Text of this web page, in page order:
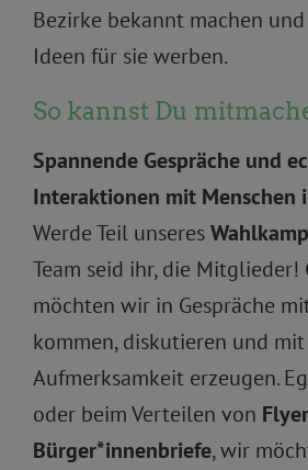
Bezirke bekannt machen
Ideen für sie werben.
So kannst Du
Spannende Gespräche und
Interaktionen mit Menschen
Werde Teil unseres
Team seid ihr, die Mitglieder!
möchten wir in Gespräche
kommen, diskutieren und
Aufmerksamkeit erzeugen.
oder beim Verteilen von Flyer
Bürger*innenbriefe, wir